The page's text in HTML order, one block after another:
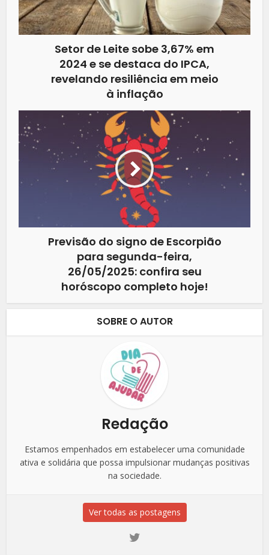
Setor de Leite sobe 3,67% em
2024 e se destaca do IPCA,
revelando resiliência em meio
à inflação
Previsão do signo de Escorpião
para segunda-feira,
26/05/2025: confira seu
horóscopo completo hoje!
SOBRE O AUTOR
Redação
Estamos empenhados em estabelecer uma comunidade
ativa e solidária que possa impulsionar mudanças positivas
na sociedade.
Ver todas as postagens